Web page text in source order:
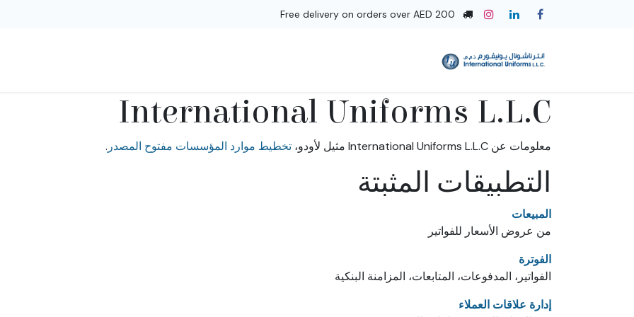
تخطي للذهاب إلى المحتوى Free delivery on orders over AED 200
International Uniforms L.L.C
معلومات عن International Uniforms L.L.C مثيل لأودو، تخطيط موارد المؤسسات مفتوح المصدر .
التطبيقات المثبتة
المبيعات
من عروض الأسعار للفواتير
الفوترة
الفواتير، المدفوعات، المتابعات، المزامنة البنكية
إدارة علاقات العملاء